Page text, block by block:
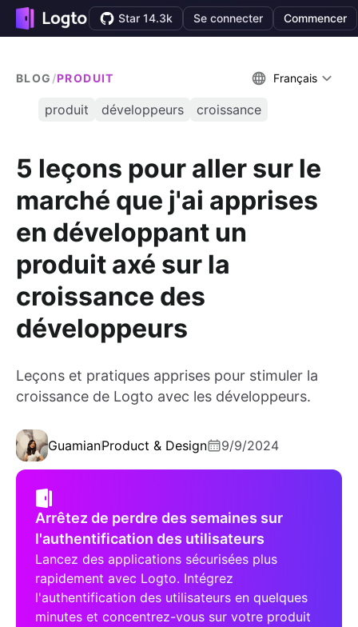
Star 14.3k Se connecter Commencer
BLOG /PRODUIT Français
produit développeurs croissance
5 leçons pour aller sur le
marché que j'ai apprises
en développant un
produit axé sur la
croissance des
développeurs
Leçons et pratiques apprises pour stimuler la
croissance de Logto avec les développeurs.
GuamianProduct & Design 9/9/2024
Arrêtez de perdre des semaines sur
l'authentification des utilisateurs
Lancez des applications sécurisées plus
rapidement avec Logto. Intégrez
l'authentification des utilisateurs en quelques
minutes et concentrez-vous sur votre produit